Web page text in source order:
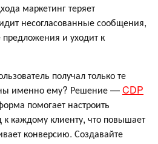
маркетинг теряет
несогласованные сообщения,
и уходит к
получал только те
именно ему? Решение —CDP
помогает настроить
каждому клиенту, что повышает
конверсию. Создавайте